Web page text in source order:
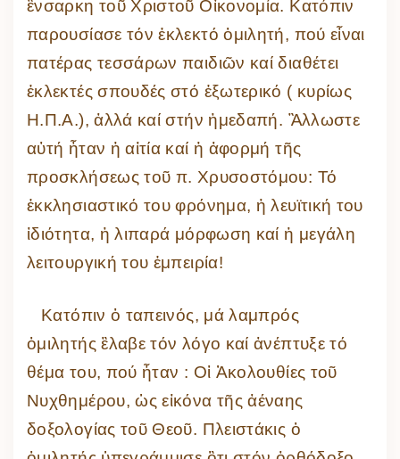
ἒνσαρκη τοῦ Χριστοῦ Οἰκονομία. Κατόπιν
παρουσίασε τόν ἐκλεκτό ὁμιλητή, πού εἶναι
πατέρας τεσσάρων παιδιῶν καί διαθέτει
ἐκλεκτές σπουδές στό ἐξωτερικό ( κυρίως
Η.Π.Α.), ἀλλά καί στήν ἡμεδαπή. Ἂλλωστε
αὐτή ἦταν ἡ αἰτία καί ἡ ἀφορμή τῆς
προσκλήσεως τοῦ π. Χρυσοστόμου: Τό
ἐκκλησιαστικό του φρόνημα, ἡ λευϊτική του
ἰδιότητα, ἡ λιπαρά μόρφωση καί ἡ μεγάλη
λειτουργική του ἐμπειρία!
Κατόπιν ὁ ταπεινός, μά λαμπρός
ὁμιλητής ἒλαβε τόν λόγο καί ἀνέπτυξε τό
θέμα του, πού ἦταν : Οἱ Ἀκολουθίες τοῦ
Νυχθημέρου, ὡς εἰκόνα τῆς ἀέναης
δοξολογίας τοῦ Θεοῦ. Πλειστάκις ὁ